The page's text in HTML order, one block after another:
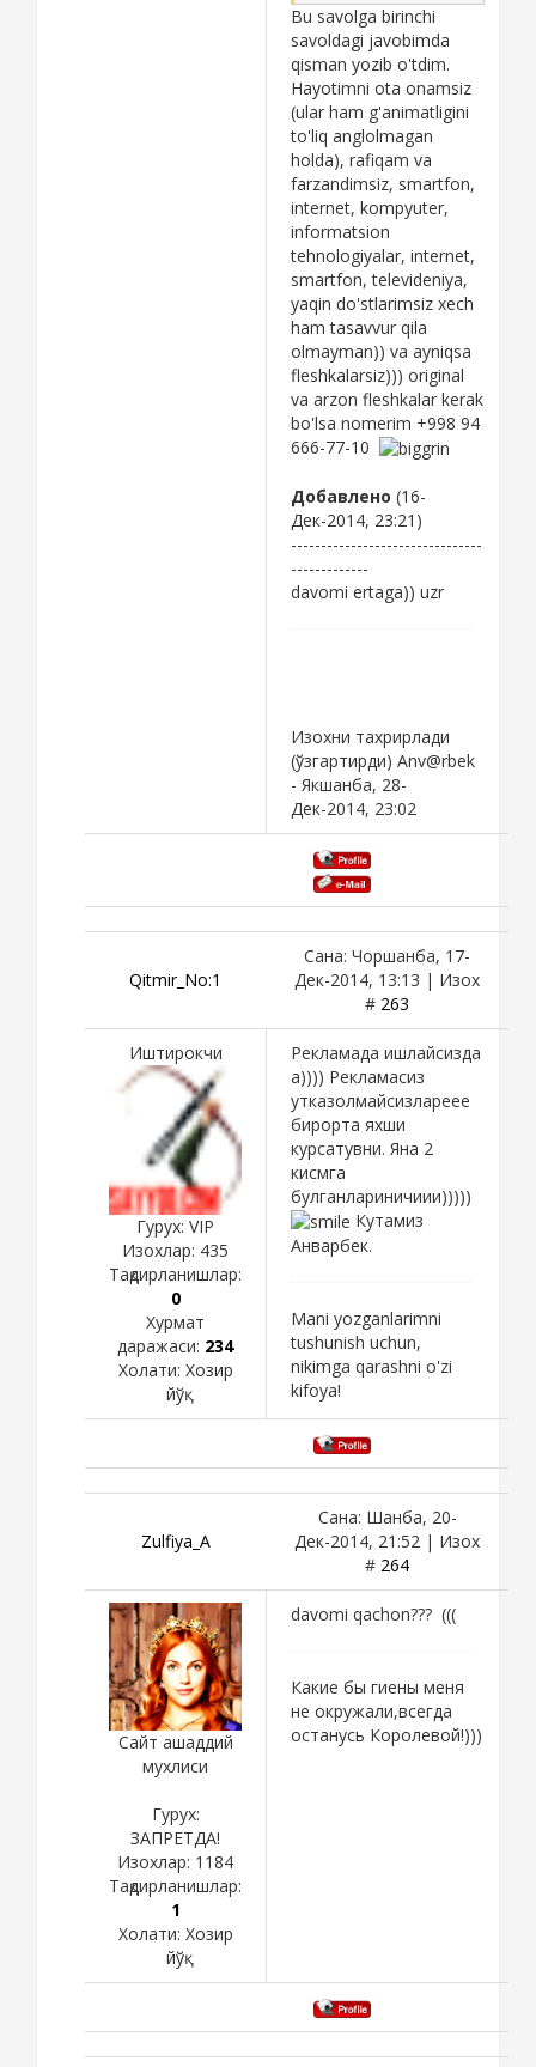
Bu savolga birinchi
savoldagi javobimda
qisman yozib o'tdim.
Hayotimni ota onamsiz
(ular ham g'animatligini
to'liq anglolmagan
holda), rafiqam va
farzandimsiz, smartfon,
internet, kompyuter,
informatsion
tehnologiyalar, internet,
smartfon, televideniya,
yaqin do'stlarimsiz xech
ham tasavvur qila
olmayman)) va ayniqsa
fleshkalarsiz))) original
va arzon fleshkalar kerak
bo'lsa nomerim +998 94
666-77-10
Добавлено (16-
Дек-2014, 23:21)
--------------------------------
-------------
davomi ertaga)) uzr
Изохни тахрирлади
(ўзгартирди) Anv@rbek
- Якшанба, 28-
Дек-2014, 23:02
Qitmir_No:1
Сана: Чоршанба, 17-
Дек-2014, 13:13 | Изох
# 263
Иштирокчи
Гурух: VIP
Изохлар: 435
Тақдирланишлар:
0
Хурмат
даражаси: 234
Холати: Хозир
йўқ
Рекламада ишлайсизда
а)))) Рекламасиз
утказолмайсизлареее
бирорта яхши
курсатувни. Яна 2
кисмга
булганлариничиии)))))
Кутамиз
Анварбек.
Mani yozganlarimni
tushunish uchun,
nikimga qarashni o'zi
kifoya!
Zulfiya_A
Сана: Шанба, 20-
Дек-2014, 21:52 | Изох
# 264
Сайт ашаддий
мухлиси
Гурух:
ЗАПРЕТДА!
Изохлар: 1184
Тақдирланишлар:
1
Холати: Хозир
йўқ
davomi qachon??? (((
Какие бы гиены меня
не окружали,всегда
останусь Королевой!)))